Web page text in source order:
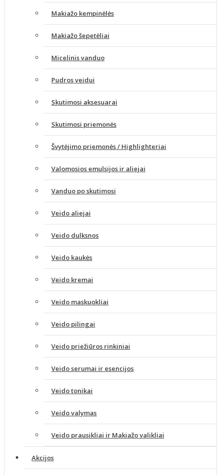
Makiažo kempinėlės
Makiažo šepetėliai
Micelinis vanduo
Pudros veidui
Skutimosi aksesuarai
Skutimosi priemonės
Švytėjimo priemonės / Highlighteriai
Valomosios emulsijos ir aliejai
Vanduo po skutimosi
Veido aliejai
Veido dulksnos
Veido kaukės
Veido kremai
Veido maskuokliai
Veido pilingai
Veido priežiūros rinkiniai
Veido serumai ir esencijos
Veido tonikai
Veido valymas
Veido prausikliai ir Makiažo valikliai
Akcijos